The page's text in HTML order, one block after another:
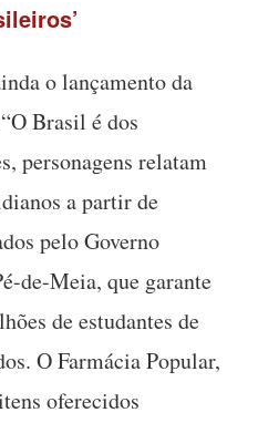
o lançamento da
Brasil é dos
personagens relatam
a partir de
pelo Governo
de-Meia, que garante
de estudantes de
O Farmácia Popular,
oferecidos